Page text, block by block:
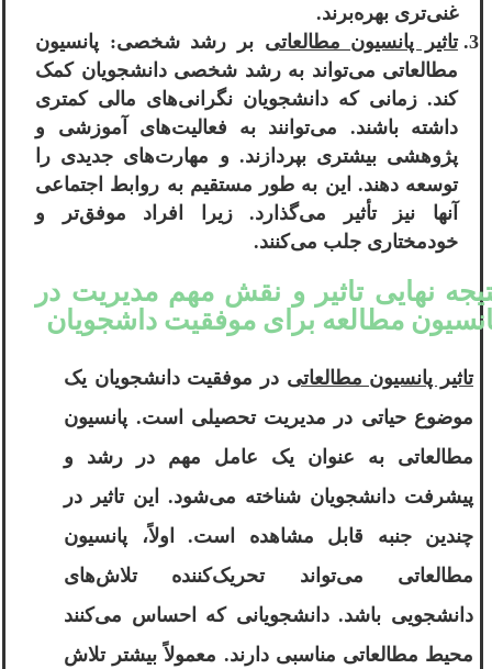
غنی‌تری بهره‌برند.
تاثیر پانسیون مطالعاتی بر رشد شخصی: پانسیون
مطالعاتی می‌تواند به رشد شخصی دانشجویان کمک
کند. زمانی که دانشجویان نگرانی‌های مالی کمتری
داشته باشند. می‌توانند به فعالیت‌های آموزشی و
پژوهشی بیشتری بپردازند. و مهارت‌های جدیدی را
توسعه دهند. این به طور مستقیم به روابط اجتماعی
آنها نیز تأثیر می‌گذارد. زیرا افراد موفق‌تر و
خودمختاری جلب می‌کنند.
نهایی تاثیر و نقش مهم مدیریت در
مطالعه برای موفقیت داشجویان
تاثیر پانسیون مطالعاتی در موفقیت دانشجویان یک
موضوع حیاتی در مدیریت تحصیلی است. پانسیون
مطالعاتی به عنوان یک عامل مهم در رشد و
پیشرفت دانشجویان شناخته می‌شود. این تاثیر در
چندین جنبه قابل مشاهده است. اولاً، پانسیون
مطالعاتی می‌تواند تحریک‌کننده تلاش‌های
دانشجویی باشد. دانشجویانی که احساس می‌کنند
محیط مطالعاتی مناسبی دارند. معمولاً بیشتر تلاش